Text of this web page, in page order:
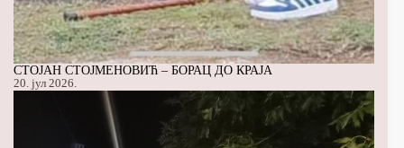
СТОЈАН СТОЈМЕНОВИЋ – БОРАЦ ДО КРАЈА
20. јул 2026.